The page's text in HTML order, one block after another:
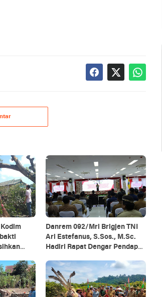
Danrem 092/Mrl Brigjen TNI
Ari Estefanus, S.Sos., M.Sc.
Hadiri Rapat Dengar Pendapat
Kalimantan Utara